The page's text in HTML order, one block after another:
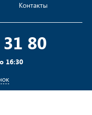
Контакты
80
16:30